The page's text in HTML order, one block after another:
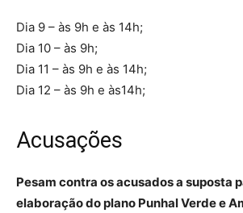
Dia 9 – às 9h e às 14h;
Dia 10 – às 9h;
Dia 11 – às 9h e às 14h;
Dia 12 – às 9h e às14h;
Acusações
Pesam contra os acusados a suposta
elaboração do plano Punhal Verde e